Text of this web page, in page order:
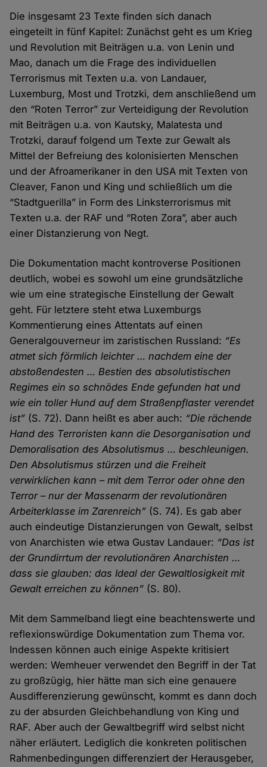
Die insgesamt 23 Texte finden sich danach
eingeteilt in fünf Kapitel: Zunächst geht es um Krieg
und Revolution mit Beiträgen u.a. von Lenin und
Mao, danach um die Frage des individuellen
Terrorismus mit Texten u.a. von Landauer,
Luxemburg, Most und Trotzki, dem anschließend um
den “Roten Terror” zur Verteidigung der Revolution
mit Beiträgen u.a. von Kautsky, Malatesta und
Trotzki, darauf folgend um Texte zur Gewalt als
Mittel der Befreiung des kolonisierten Menschen
und der Afroamerikaner in den USA mit Texten von
Cleaver, Fanon und King und schließlich um die
“Stadtguerilla” in Form des Linksterrorismus mit
Texten u.a. der RAF und “Roten Zora”, aber auch
einer Distanzierung von Negt.
Die Dokumentation macht kontroverse Positionen
deutlich, wobei es sowohl um eine grundsätzliche
wie um eine strategische Einstellung der Gewalt
geht. Für letztere steht etwa Luxemburgs
Kommentierung eines Attentats auf einen
Generalgouverneur im zaristischen Russland: “Es
atmet sich förmlich leichter … nachdem eine der
abstoßendesten … Bestien des absolutistischen
Regimes ein so schnödes Ende gefunden hat und
wie ein toller Hund auf dem Straßenpflaster verendet
ist” (S. 72). Dann heißt es aber auch: “Die rächende
Hand des Terroristen kann die Desorganisation und
Demoralisation des Absolutismus … beschleunigen.
Den Absolutismus stürzen und die Freiheit
verwirklichen kann – mit dem Terror oder ohne den
Terror – nur der Massenarm der revolutionären
Arbeiterklasse im Zarenreich” (S. 74). Es gab aber
auch eindeutige Distanzierungen von Gewalt, selbst
von Anarchisten wie etwa Gustav Landauer: “Das ist
der Grundirrtum der revolutionären Anarchisten …
dass sie glauben: das Ideal der Gewaltlosigkeit mit
Gewalt erreichen zu können” (S. 80).
Mit dem Sammelband liegt eine beachtenswerte und
reflexionswürdige Dokumentation zum Thema vor.
Indessen können auch einige Aspekte kritisiert
werden: Wemheuer verwendet den Begriff in der Tat
zu großzügig, hier hätte man sich eine genauere
Ausdifferenzierung gewünscht, kommt es dann doch
zu der absurden Gleichbehandlung von King und
RAF. Aber auch der Gewaltbegriff wird selbst nicht
näher erläutert. Lediglich die konkreten politischen
Rahmenbedingungen differenziert der Herausgeber,